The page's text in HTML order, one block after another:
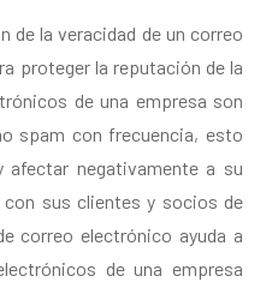
de la veracidad de un correo
proteger la reputación de la
de una empresa son
spam con frecuencia, esto
afectar negativamente a su
con sus clientes y socios de
correo electrónico ayuda a
de una empresa